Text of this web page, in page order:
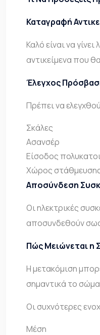
Καταγραφή
Καλό είναι να
αντικείμενα που
Έλεγχος
Πρέπει να
Σκάλες
Ασανσέρ
Είσοδος
Χώρος
Αποσύνδεση
Οι ηλεκτρικές
αποσυνδεθούν
Πώς Μειώνεται η
Η μετακόμιση
σημαντικά το
Οι συχνότερες
Μέση